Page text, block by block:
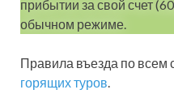
прибытии за свой счет
обычном режиме.
Правила въезда по
горящих туров.